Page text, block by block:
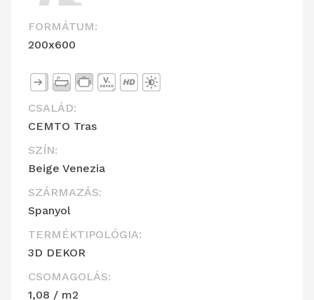
FORMÁTUM:
200x600
CSALÁD:
CEMTO Tras
SZÍN:
Beige Venezia
SZÁRMAZÁS:
Spanyol
TERMÉKTIPOLÓGIA:
3D DEKOR
CSOMAGOLÁS:
1,08 / m2